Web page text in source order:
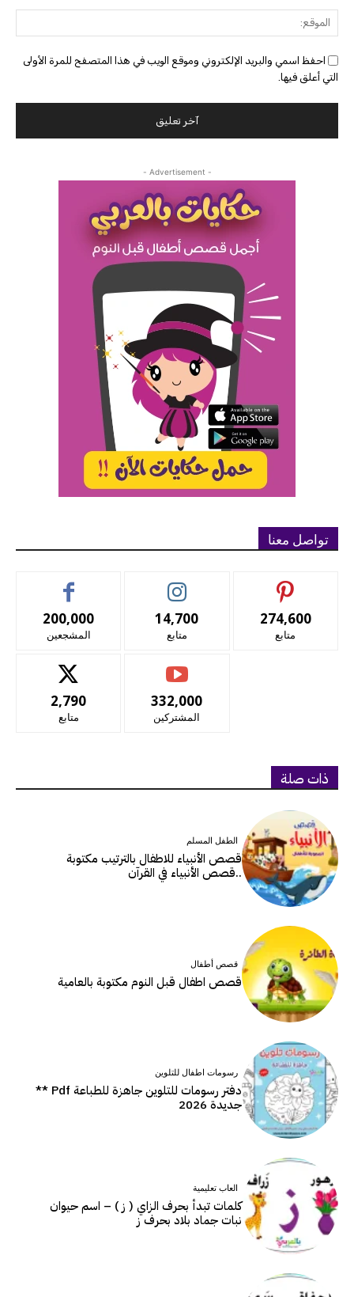
احفظ اسمي والبريد الإلكتروني وموقع الويب في هذا المتصفح للمرة الأولى
التي أعلق فيها.
- Advertisement -
تواصل معنا
200,000
المشجعين
14,700
متابع
274,600
متابع
2,790
متابع
332,000
المشتركين
ذات صلة
الطفل المسلم
قصص الأنبياء للاطفال بالترتيب مكتوبة
..قصص الأنبياء في القرآن
قصص أطفال
قصص اطفال قبل النوم مكتوبة بالعامية
رسومات اطفال للتلوين
دفتر رسومات للتلوين جاهزة للطباعة Pdf **
جديدة 2026
العاب تعليمية
كلمات تبدأ بحرف الزاي ( ز ) – اسم حيوان
نبات جماد بلاد بحرف ز